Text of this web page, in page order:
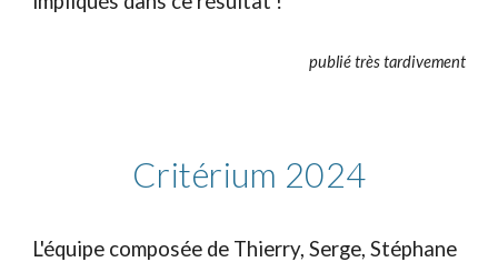
publiétrès tardivement
Critérium 2024
L'équipe composée de Thierry, Serge, Stéphane